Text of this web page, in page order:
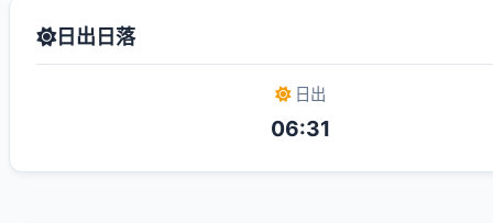
日出日落
日出
06:31